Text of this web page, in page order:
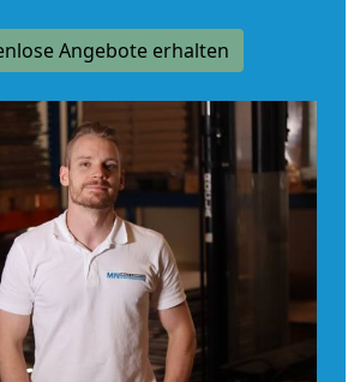
Angebote erhalten